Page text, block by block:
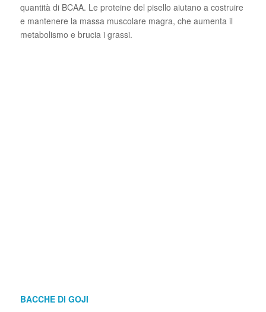
quantità di BCAA. Le proteine del pisello aiutano a costruire
e mantenere la massa muscolare magra, che aumenta il
metabolismo e brucia i grassi.
BACCHE DI GOJI